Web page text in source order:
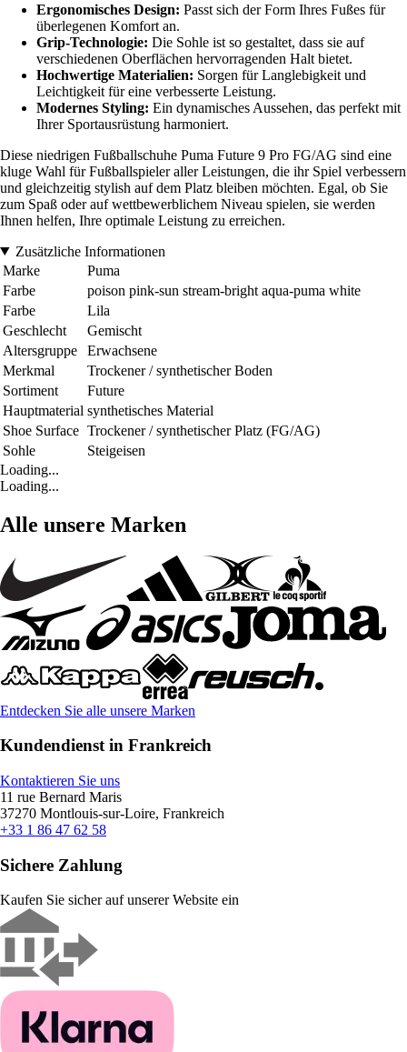
Ergonomisches Design: Passt sich der Form Ihres Fußes für
überlegenen Komfort an.
Grip-Technologie: Die Sohle ist so gestaltet, dass sie auf
verschiedenen Oberflächen hervorragenden Halt bietet.
Hochwertige Materialien: Sorgen für Langlebigkeit und
Leichtigkeit für eine verbesserte Leistung.
Modernes Styling: Ein dynamisches Aussehen, das perfekt mit
Ihrer Sportausrüstung harmoniert.
Diese niedrigen Fußballschuhe Puma Future 9 Pro FG/AG sind eine
kluge Wahl für Fußballspieler aller Leistungen, die ihr Spiel verbessern
und gleichzeitig stylish auf dem Platz bleiben möchten. Egal, ob Sie
zum Spaß oder auf wettbewerblichem Niveau spielen, sie werden
Ihnen helfen, Ihre optimale Leistung zu erreichen.
Zusätzliche Informationen
Marke
Puma
Farbe
poison pink-sun stream-bright aqua-puma white
Farbe
Lila
Geschlecht
Gemischt
Altersgruppe
Erwachsene
Merkmal
Trockener / synthetischer Boden
Sortiment
Future
Hauptmaterial synthetisches Material
Shoe Surface Trockener / synthetischer Platz (FG/AG)
Sohle
Steigeisen
Loading...
Loading...
Alle unsere Marken
Entdecken Sie alle unsere Marken
Kundendienst in Frankreich
Kontaktieren Sie uns
11 rue Bernard Maris
37270 Montlouis-sur-Loire, Frankreich
+33 1 86 47 62 58
Sichere Zahlung
Kaufen Sie sicher auf unserer Website ein